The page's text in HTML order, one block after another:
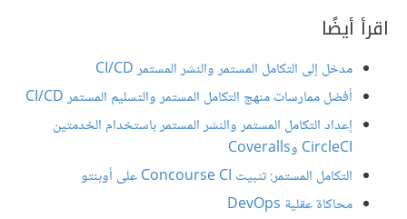
اقرأ أيضًا
مدخل إلى التكامل المستمر والنشر المستمر CI/CD
أفضل ممارسات منهج التكامل المستمر والتسليم المستمر CI/CD
إعداد التكامل المستمر والنشر المستمر باستخدام الخدمتين
CircleCI وCoveralls
التكامل المستمر: تثبيت Concourse CI على أوبنتو
محاكاة عقلية DevOps